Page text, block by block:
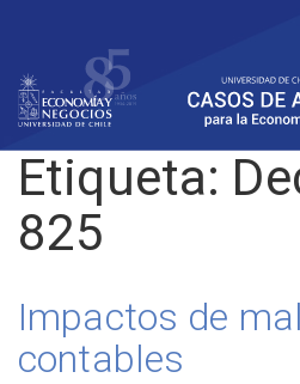
Etiqueta:
825
Impactos de
contables